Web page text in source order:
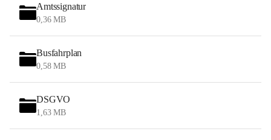
Stössing zählt noch zum Naherholungsraum Wien sowie
zum Naherholungsraum St. Pölten. Viele Bauernhöfe hatten
„ihre Wiener“. Seit 1960 bauten viele Wiener
Wochenendhäuser im Gemeindegebiet. Wegen des
waldreichen Jagdgebietes haben viele Jagdpächter ihre
Das Wandern ist aus touristischer Sicht die bedeutendste
Tätigkeit. Das hügelige Gebiet mit Wanderwegen durch
Wiesen, Wälder und Obstkulturen lädt dazu ein. Gefördert
Amtssignatur
0,36 MB
Busfahrplan
0,58 MB
DSGVO
1,63 MB